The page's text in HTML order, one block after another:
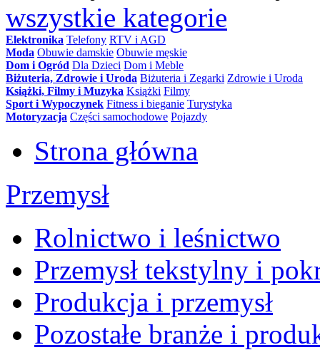
wszystkie kategorie
Elektronika Telefony RTV i AGD
Moda Obuwie damskie Obuwie męskie
Dom i Ogród Dla Dzieci Dom i Meble
Biżuteria, Zdrowie i Uroda Biżuteria i Zegarki Zdrowie i Uroda
Książki, Filmy i Muzyka Książki Filmy
Sport i Wypoczynek Fitness i bieganie Turystyka
Motoryzacja Części samochodowe Pojazdy
Strona główna
Przemysł
Rolnictwo i leśnictwo
Przemysł tekstylny i
Produkcja i przemysł
Pozostałe branże i